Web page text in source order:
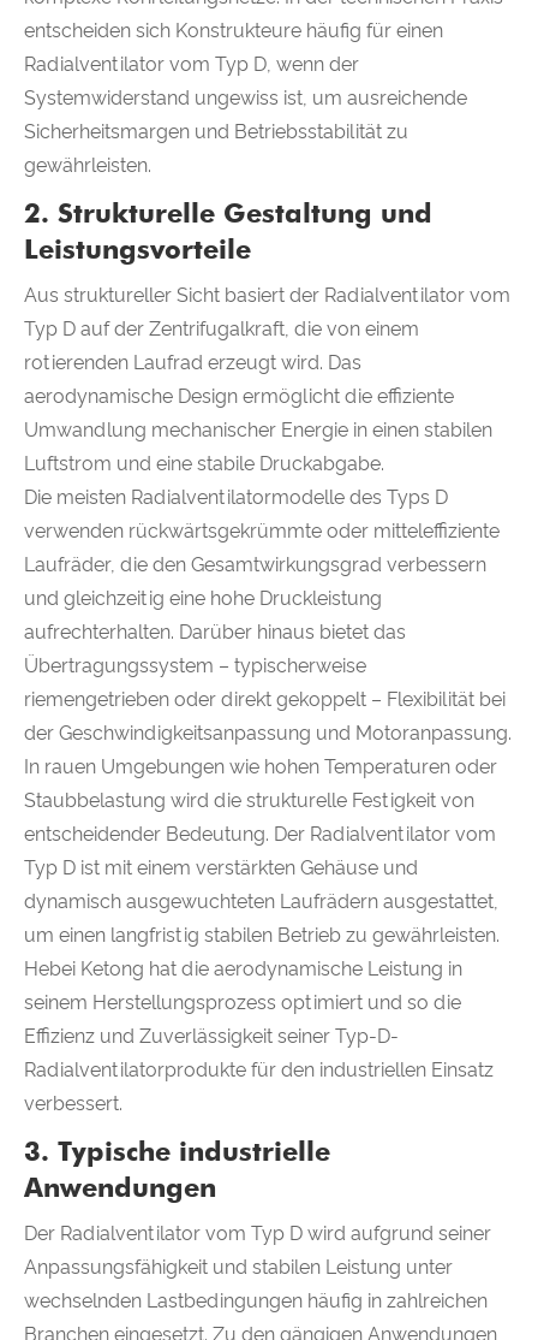
entscheiden sich Konstrukteure häufig für einen
Radialventilator vom Typ D, wenn der
Systemwiderstand ungewiss ist, um ausreichende
Sicherheitsmargen und Betriebsstabilität zu
gewährleisten.
2. Strukturelle Gestaltung und
Leistungsvorteile
Aus struktureller Sicht basiert der Radialventilator vom
Typ D auf der Zentrifugalkraft, die von einem
rotierenden Laufrad erzeugt wird. Das
aerodynamische Design ermöglicht die effiziente
Umwandlung mechanischer Energie in einen stabilen
Luftstrom und eine stabile Druckabgabe.
Die meisten Radialventilatormodelle des Typs D
verwenden rückwärtsgekrümmte oder mitteleffiziente
Laufräder, die den Gesamtwirkungsgrad verbessern
und gleichzeitig eine hohe Druckleistung
aufrechterhalten. Darüber hinaus bietet das
Übertragungssystem – typischerweise
riemengetrieben oder direkt gekoppelt – Flexibilität bei
der Geschwindigkeitsanpassung und Motoranpassung.
In rauen Umgebungen wie hohen Temperaturen oder
Staubbelastung wird die strukturelle Festigkeit von
entscheidender Bedeutung. Der Radialventilator vom
Typ D ist mit einem verstärkten Gehäuse und
dynamisch ausgewuchteten Laufrädern ausgestattet,
um einen langfristig stabilen Betrieb zu gewährleisten.
Hebei Ketong hat die aerodynamische Leistung in
seinem Herstellungsprozess optimiert und so die
Effizienz und Zuverlässigkeit seiner Typ-D-
Radialventilatorprodukte für den industriellen Einsatz
verbessert.
3. Typische industrielle
Anwendungen
Der Radialventilator vom Typ D wird aufgrund seiner
Anpassungsfähigkeit und stabilen Leistung unter
wechselnden Lastbedingungen häufig in zahlreichen
Branchen eingesetzt. Zu den gängigen Anwendungen